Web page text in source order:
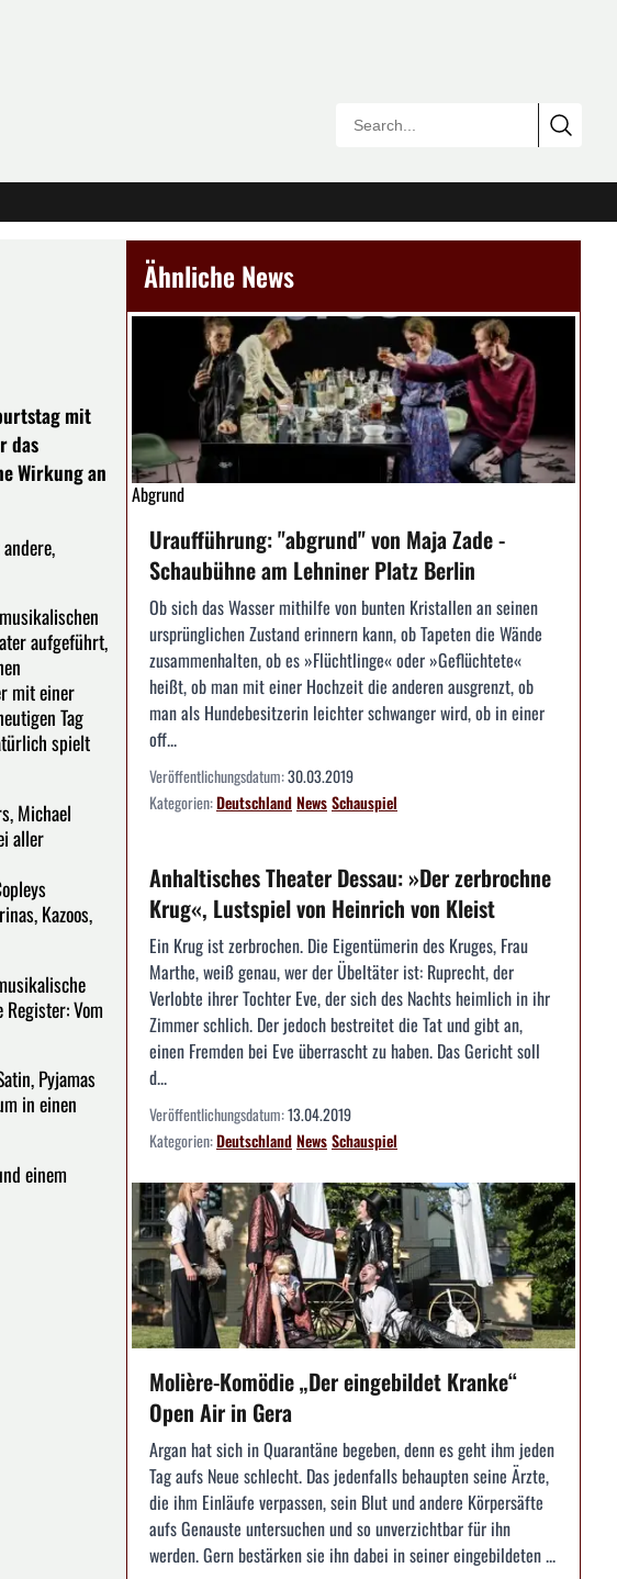
mit
das
Wirkung an
aufgeführt,
mit einer
Tag
spielt
Michael
aller
Kazoos,
Vom
Pyjamas
in einen
einem
Ähnliche News
Abgrund
Uraufführung: "abgrund" von Maja Zade -
Schaubühne am Lehniner Platz Berlin
Ob sich das Wasser mithilfe von bunten Kristallen an seinen
ursprünglichen Zustand erinnern kann, ob Tapeten die Wände
zusammenhalten, ob es »Flüchtlinge« oder »Geflüchtete«
heißt, ob man mit einer Hochzeit die anderen ausgrenzt, ob
man als Hundebesitzerin leichter schwanger wird, ob in einer
off...
Veröffentlichungsdatum:30.03.2019
Kategorien:DeutschlandNewsSchauspiel
Anhaltisches Theater Dessau: »Der zerbrochne
Krug«, Lustspiel von Heinrich von Kleist
Ein Krug ist zerbrochen. Die Eigentümerin des Kruges, Frau
Marthe, weiß genau, wer der Übeltäter ist: Ruprecht, der
Verlobte ihrer Tochter Eve, der sich des Nachts heimlich in ihr
Zimmer schlich. Der jedoch bestreitet die Tat und gibt an,
einen Fremden bei Eve überrascht zu haben. Das Gericht soll
d...
Veröffentlichungsdatum:13.04.2019
Kategorien:DeutschlandNewsSchauspiel
Molière-Komödie „Der eingebildet Kranke“
Open Air in Gera
Argan hat sich in Quarantäne begeben, denn es geht ihm jeden
Tag aufs Neue schlecht. Das jedenfalls behaupten seine Ärzte,
die ihm Einläufe verpassen, sein Blut und andere Körpersäfte
aufs Genauste untersuchen und so unverzichtbar für ihn
werden. Gern bestärken sie ihn dabei in seiner eingebildeten ...